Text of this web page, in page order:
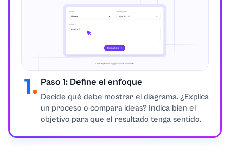
Paso 1: Define el enfoque
Decide qué debe mostrar el diagrama. ¿Explica
un proceso o compara ideas? Indica bien el
objetivo para que el resultado tenga sentido.